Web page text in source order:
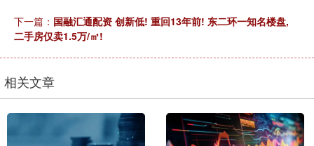
下一篇： 国融汇通配资 创新低! 重回13年前! 东二环一知名楼盘,
二手房仅卖1.5万/㎡!
相关文章